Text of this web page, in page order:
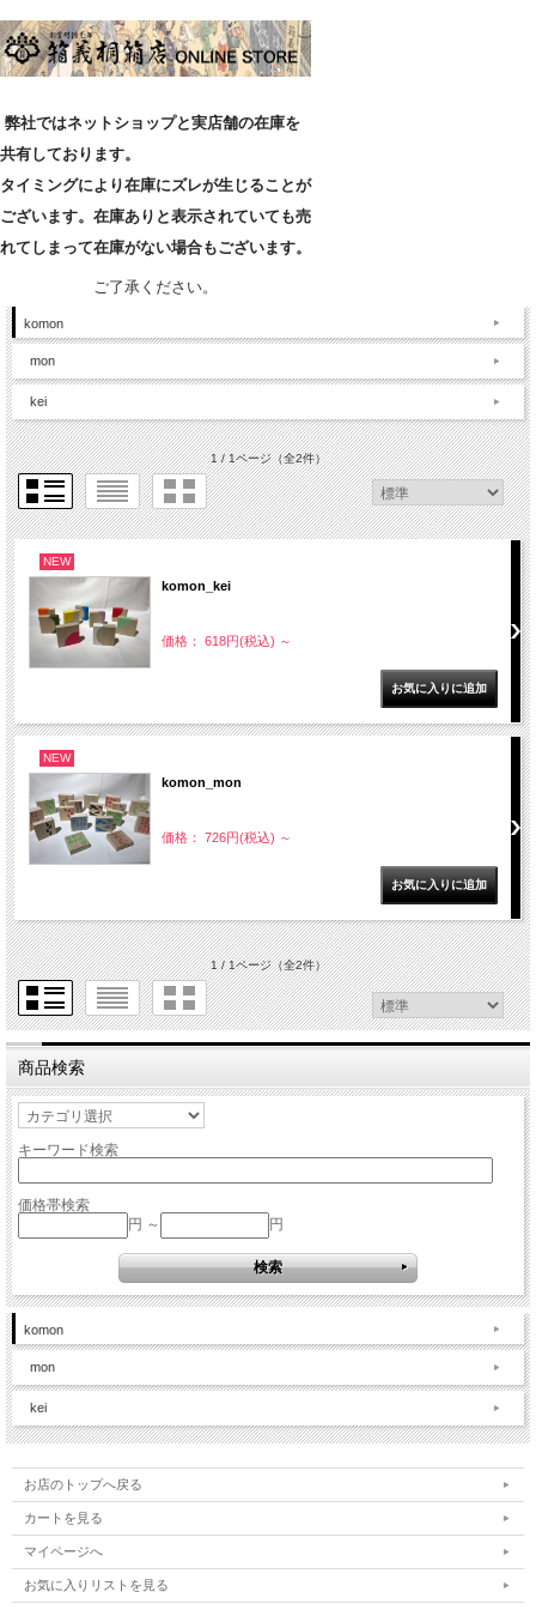
弊社ではネットショップと実店舗の在庫を
共有しております。
タイミングにより在庫にズレが生じることが
ございます。在庫ありと表示されていても売
れてしまって在庫がない場合もございます。
ご了承ください。
komon
mon
kei
1 / 1ページ（全2件）
NEW
komon_kei
価格： 618円(税込) ～
NEW
komon_mon
価格： 726円(税込) ～
1 / 1ページ（全2件）
商品検索
キーワード検索
価格帯検索
円 ～
円
komon
mon
kei
お店のトップへ戻る
カートを見る
マイページへ
お気に入りリストを見る